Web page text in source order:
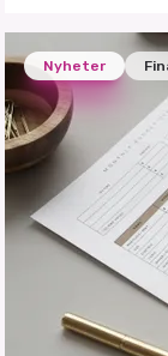
Nyheter